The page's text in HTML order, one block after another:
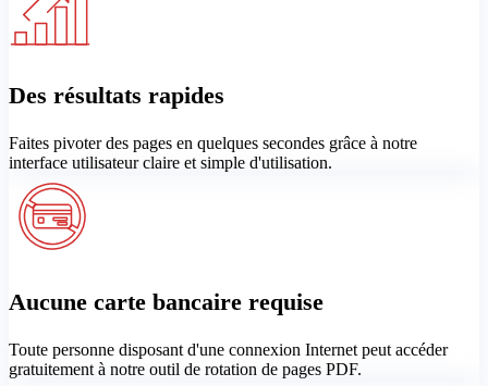
Des résultats rapides
Faites pivoter des pages en quelques secondes grâce à notre
interface utilisateur claire et simple d'utilisation.
Aucune carte bancaire requise
Toute personne disposant d'une connexion Internet peut accéder
gratuitement à notre outil de rotation de pages PDF.